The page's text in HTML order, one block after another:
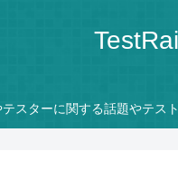
スターに関する話題やテス